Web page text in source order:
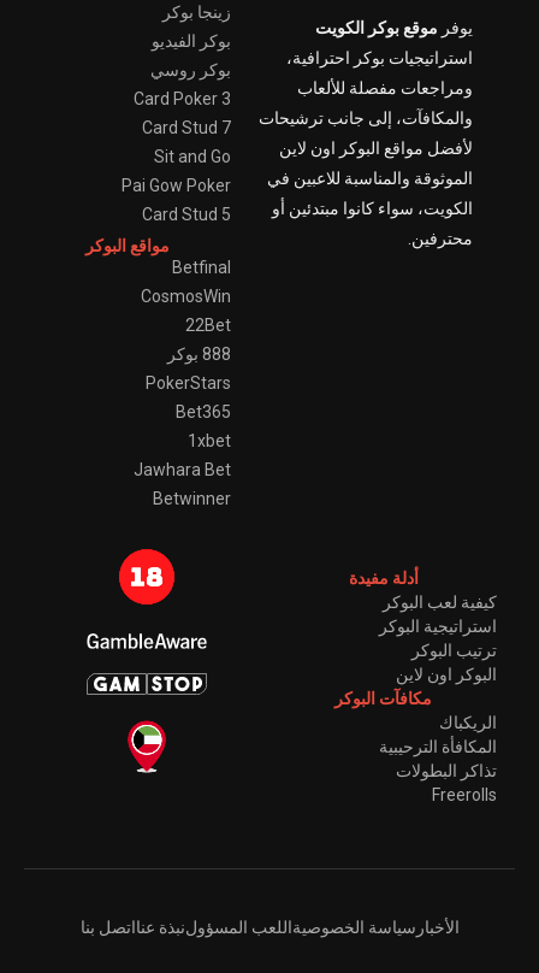
يوفر موقع بوكر الكويت
استراتيجيات بوكر احترافية،
ومراجعات مفصلة للألعاب
والمكافآت، إلى جانب ترشيحات
لأفضل مواقع البوكر اون لاين
الموثوقة والمناسبة للاعبين في
الكويت، سواء كانوا مبتدئين أو
محترفين.
زينجا بوكر
بوكر الفيديو
بوكر روسي
3 Card Poker
7 Card Stud
Sit and Go
Pai Gow Poker
5 Card Stud
مواقع البوكر
Betfinal
CosmosWin
22Bet
888 بوكر
PokerStars
Bet365
1xbet
Jawhara Bet
Betwinner
أدلة مفيدة
كيفية لعب البوكر
استراتيجية البوكر
ترتيب البوكر
البوكر اون لاين
مكافآت البوكر
الريكباك
المكافأة الترحيبية
تذاكر البطولات
Freerolls
الأخبار سياسة الخصوصيةاللعب المسؤولنبذة عنااتصل بنا